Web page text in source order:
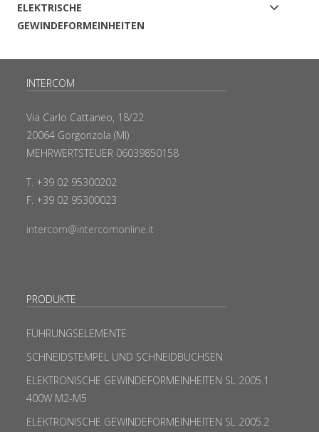
ELEKTRISCHE
GEWINDEFORMEINHEITEN
INTERCOM
Via Carlo Cattaneo, 18/22
20064 Gorgonzola (MI)
MEHRWERTSTEUER 06039850158
T. +39 02 95300202
F. +39 02 95300023
intercom@intercomonline.it
PRODUKTE
FÜHRUNGSELEMENTE
SCHNEIDSTEMPEL UND SCHNEIDBUCHSEN
ELEKTRONISCHE GEWINDEFORMEINHEITEN SL 2005.1
400W M2-M5
ELEKTRONISCHE GEWINDEFORMEINHEITEN SL 2005.2